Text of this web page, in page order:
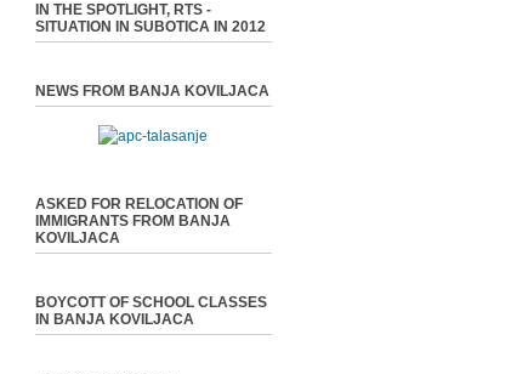
IN THE SPOTLIGHT, RTS -
SITUATION IN SUBOTICA IN 2012
NEWS FROM BANJA KOVILJACA
ASKED FOR RELOCATION OF
IMMIGRANTS FROM BANJA
KOVILJACA
BOYCOTT OF SCHOOL CLASSES
IN BANJA KOVILJACA